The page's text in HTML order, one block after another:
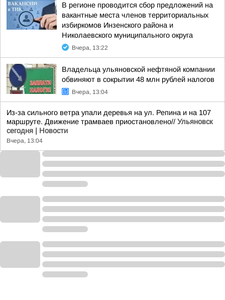
В регионе проводится сбор предложений на
вакантные места членов территориальных
избиркомов Инзенского района и
Николаевского муниципального округа
Вчера, 13:22
Владельца ульяновской нефтяной компании
обвиняют в сокрытии 48 млн рублей налогов
Вчера, 13:04
Из-за сильного ветра упали деревья на ул. Репина и на 107
маршруте. Движение трамваев приостановлено// Ульяновск
сегодня | Новости
Вчера, 13:04